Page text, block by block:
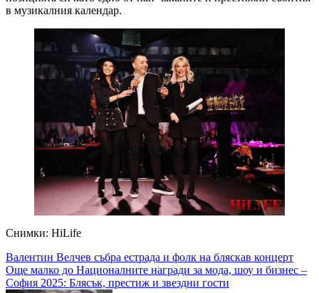
в музикалния календар.
Снимки: HiLife
Навигация
Валентин Велчев събра естрада и фолк на бляскав концерт
Още малко до Националните награди за мода, шоу и бизнес –
София 2025: Блясък, престиж и звездни гости